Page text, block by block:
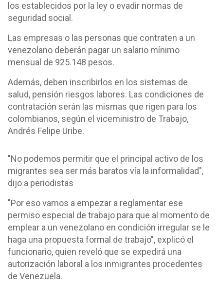
los establecidos por la ley o evadir normas de
seguridad social.
Las empresas o las personas que contraten a un
venezolano deberán pagar un salario mínimo
mensual de 925.148 pesos.
Además, deben inscribirlos en los sistemas de
salud, pensión riesgos labores. Las condiciones de
contratación serán las mismas que rigen para los
colombianos, según el viceministro de Trabajo,
Andrés Felipe Uribe.
"No podemos permitir que el principal activo de los
migrantes sea ser más baratos vía la informalidad",
dijo a periodistas
"Por eso vamos a empezar a reglamentar ese
permiso especial de trabajo para que al momento de
emplear a un venezolano en condición irregular se le
haga una propuesta formal de trabajo", explicó el
funcionario, quien reveló que se expedirá una
autorización laboral a los inmigrantes procedentes
de Venezuela.